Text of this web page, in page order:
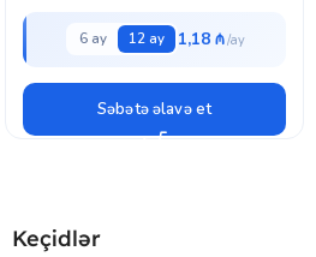
6 ay 12 ay 1,18 ₼
Səbətə əlavə et
Keçidlər